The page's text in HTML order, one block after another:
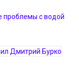
проблемы с водой